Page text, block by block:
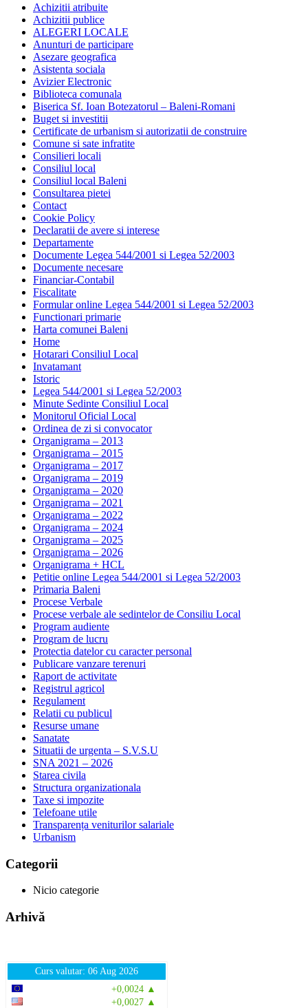
Achizitii atribuite
Achizitii publice
ALEGERI LOCALE
Anunturi de participare
Asezare geografica
Asistenta sociala
Avizier Electronic
Biblioteca comunala
Biserica Sf. Ioan Botezatorul – Baleni-Romani
Buget si investitii
Certificate de urbanism si autorizatii de construire
Comune si sate infratite
Consilieri locali
Consiliul local
Consiliul local Baleni
Consultarea pietei
Contact
Cookie Policy
Declaratii de avere si interese
Departamente
Documente Legea 544/2001 si Legea 52/2003
Documente necesare
Financiar-Contabil
Fiscalitate
Formular online Legea 544/2001 si Legea 52/2003
Functionari primarie
Harta comunei Baleni
Home
Hotarari Consiliul Local
Invatamant
Istoric
Legea 544/2001 si Legea 52/2003
Minute Sedinte Consiliul Local
Monitorul Oficial Local
Ordinea de zi si convocator
Organigrama – 2013
Organigrama – 2015
Organigrama – 2017
Organigrama – 2019
Organigrama – 2020
Organigrama – 2021
Organigrama – 2022
Organigrama – 2024
Organigrama – 2025
Organigrama – 2026
Organigrama + HCL
Petitie online Legea 544/2001 si Legea 52/2003
Primaria Baleni
Procese Verbale
Procese verbale ale sedintelor de Consiliu Local
Program audiente
Program de lucru
Protectia datelor cu caracter personal
Publicare vanzare terenuri
Raport de activitate
Registrul agricol
Regulament
Relatii cu publicul
Resurse umane
Sanatate
Situatii de urgenta – S.V.S.U
SNA 2021 – 2026
Starea civila
Structura organizationala
Taxe si impozite
Telefoane utile
Transparența veniturilor salariale
Urbanism
Categorii
Nicio categorie
Arhivă
Curs valutar: 06 Aug 2026
+0,0024 ▲
+0,0027 ▲